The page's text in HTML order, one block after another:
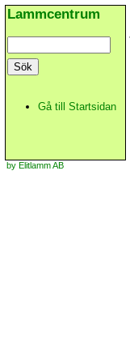
Lammcentrum
Gå till Startsidan
by Elitlamm AB